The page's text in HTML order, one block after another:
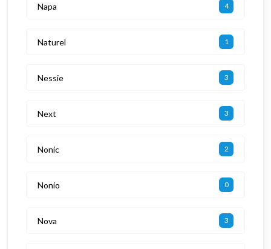
Napa 4
Naturel 1
Nessie 3
Next 3
Nonic 2
Nonio 0
Nova 3